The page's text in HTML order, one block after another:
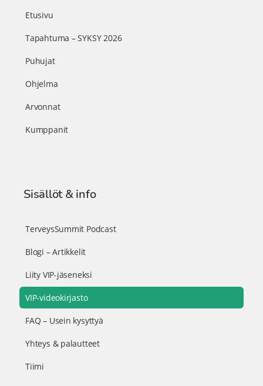
Etusivu
Tapahtuma – SYKSY 2026
Puhujat
Ohjelma
Arvonnat
Kumppanit
Sisällöt & info
TerveysSummit Podcast
Blogi – Artikkelit
Liity VIP-jäseneksi
VIP-videokirjasto
FAQ – Usein kysyttyä
Yhteys & palautteet
Tiimi